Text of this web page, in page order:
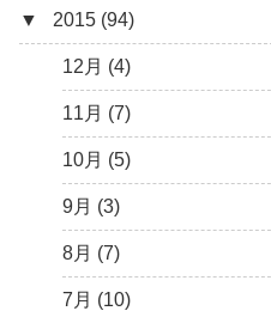
2月 (6)
1月 (10)
5月 (13)
4月 (12)
3月 (13)
2月 (14)
1月 (7)
6月 (6)
5月 (5)
4月 (10)
3月 (5)
2月 (11)
1月 (10)
8月 (9)
7月 (8)
6月 (3)
5月 (10)
4月 (7)
3月 (8)
2月 (19)
9月 (16)
8月 (9)
7月 (11)
6月 (5)
5月 (8)
4月 (12)
3月 (9)
10月 (8)
9月 (12)
8月 (4)
7月 (7)
6月 (7)
5月 (7)
4月 (6)
11月 (3)
10月 (5)
9月 (1)
8月 (4)
7月 (6)
6月 (6)
5月 (7)
12月 (5)
11月 (11)
10月 (6)
9月 (9)
8月 (14)
7月 (13)
6月 (11)
▼ 2015 (94)
12月 (4)
11月 (7)
10月 (5)
9月 (3)
8月 (7)
7月 (10)